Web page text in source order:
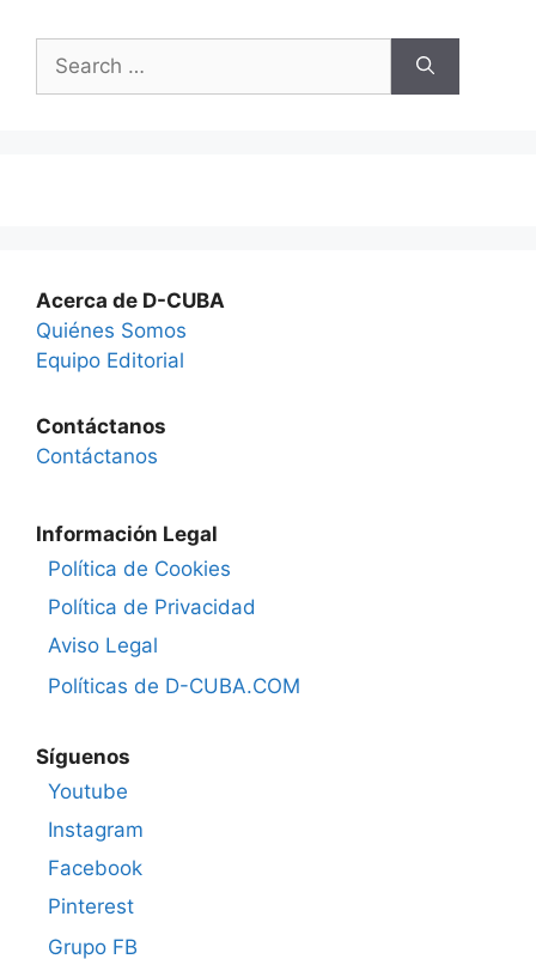
Search
for:
Acerca de D-CUBA
Quiénes Somos
Equipo Editorial
Contáctanos
Contáctanos
Información Legal
Política de Cookies
Política de Privacidad
Aviso Legal
Políticas de D-CUBA.COM
Síguenos
Youtube
Instagram
Facebook
Pinterest
Grupo FB